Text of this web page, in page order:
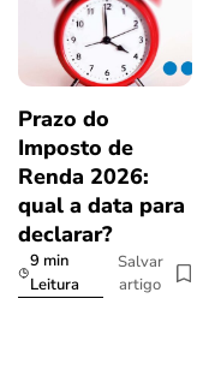
Prazo do
Imposto de
Renda 2026:
qual a data para
declarar?
9 min
Leitura
Salvar
artigo